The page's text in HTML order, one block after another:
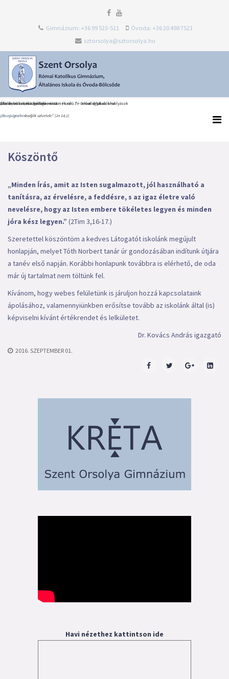
Gimnázium: +36 99 523-511
Óvoda: +36 20 498 7521
sztorsolya@sztorsolya.hu
Heti Ige
„Ne nyugtalankodjék szívetek!” (Jn 14,1)
Észak-olaszországi dolce vita
Bővebben...
Általános iskolai ballagás és tanévzáró Te Deum díjátadókkal
Bővebben...
„Én iskolám, köszönöm most neked…” – elballagtak az orsolyások
Bővebben...
Köszöntő
„Minden Írás, amit az Isten sugalmazott, jól használható a
tanításra, az érvelésre, a feddésre, s az igaz életre való
nevelésre, hogy az Isten embere tökéletes legyen és minden
jóra kész legyen.” (2Tim 3,16-17.)
Szeretettel köszöntöm a kedves Látogatót iskolánk megújult
honlapján, melyet Tóth Norbert tanár úr gondozásában indítunk útjára
a tanév első napján. Korábbi honlapunk továbbra is elérhető, de oda
már új tartalmat nem töltünk fel.
Kívánom, hogy webes felületünk is járuljon hozzá kapcsolataink
ápolásához, valamennyiünkben erősítse tovább az iskolánk által (is)
képviselni kívánt értékrendet és lelkületet.
Dr. Kovács András igazgató
2016. SZEPTEMBER 01.
Havi nézethez kattintson ide